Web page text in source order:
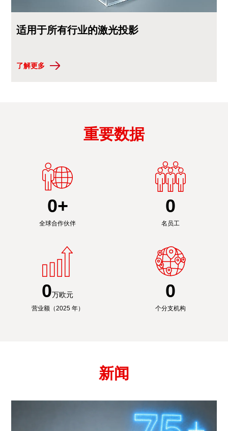
适用于所有行业的激光投影
了解更多
重要数据
0+
全球合作伙伴
0
名员工
0万欧元
营业额（2025 年）
0
个分支机构
新闻